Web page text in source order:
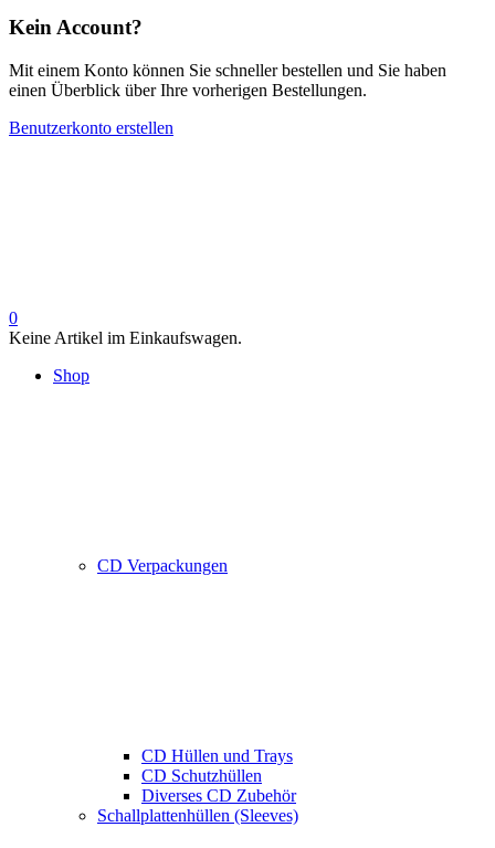
Kein Account?
Mit einem Konto können Sie schneller bestellen und Sie haben
einen Überblick über Ihre vorherigen Bestellungen.
Benutzerkonto erstellen
0
Keine Artikel im Einkaufswagen.
Shop
CD Verpackungen
CD Hüllen und Trays
CD Schutzhüllen
Diverses CD Zubehör
Schallplattenhüllen (Sleeves)